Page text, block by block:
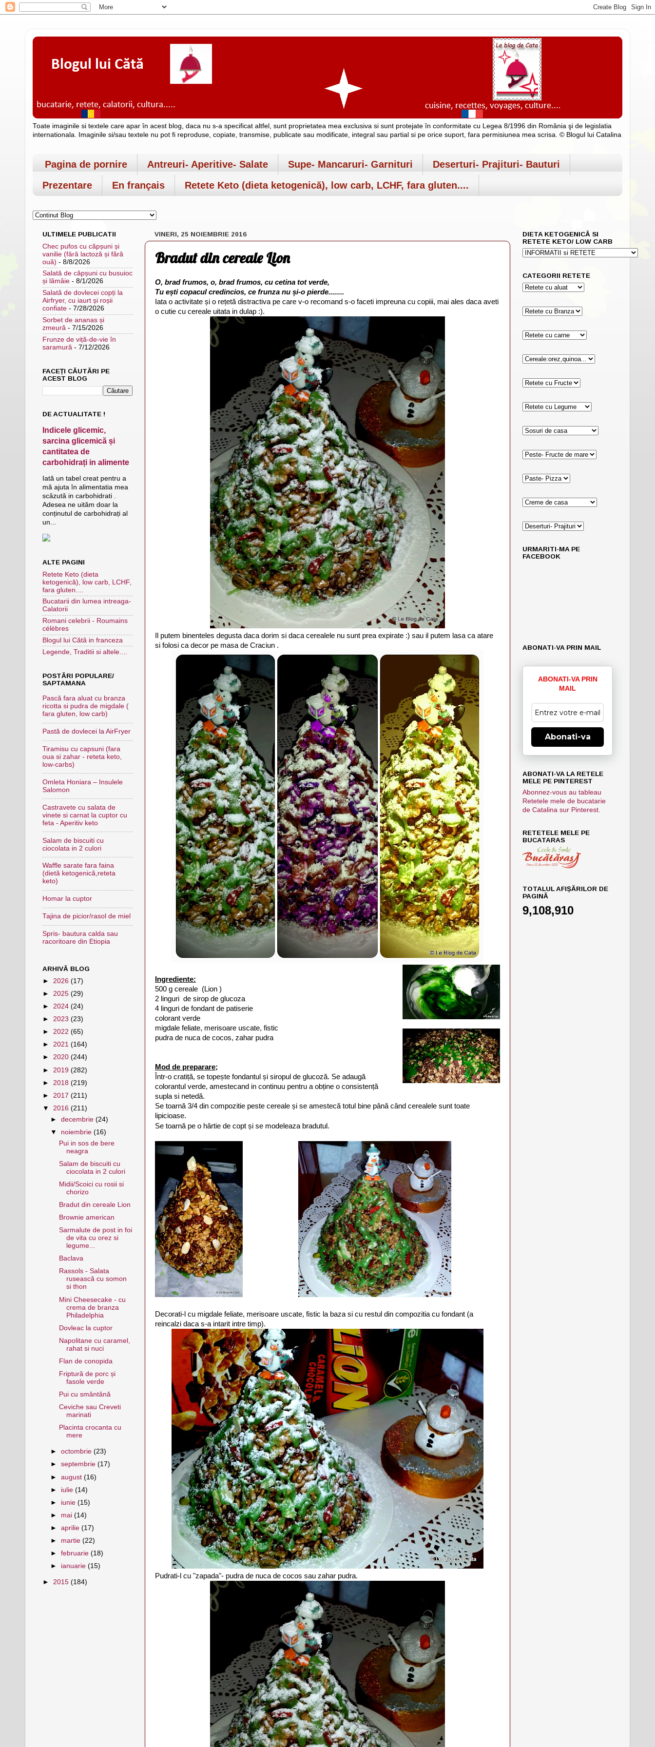
Toate imaginile si textele care apar în acest blog, daca nu s-a specificat altfel, sunt proprietatea mea exclusiva si sunt protejate în conformitate cu Legea 8/1996 din România şi de legislatia
internationala. Imaginile si/sau textele nu pot fi reproduse, copiate, transmise, publicate sau modificate, integral sau partial si pe orice suport, fara permisiunea mea scrisa. © Blogul lui Catalina
Pagina de pornire Antreuri- Aperitive- Salate Supe- Mancaruri- Garnituri
Deserturi- Prajituri- Bauturi
Prezentare
En français Retete Keto (dieta ketogenică), low carb, LCHF, fara gluten....
VINERI, 25 NOIEMBRIE 2016
Bradut din cereale Lion
O, brad frumos, o, brad frumos, cu cetina tot verde,
Tu ești copacul credincios, ce frunza nu și-o pierde........
Iata o activitate și o rețetă distractiva pe care v-o recomand s-o faceti impreuna cu copiii, mai ales daca aveti
o cutie cu cereale uitata in dulap :).
Il putem binenteles degusta daca dorim si daca cerealele nu sunt prea expirate :) sau il putem lasa ca atare
si folosi ca decor pe masa de Craciun .
Ingrediente:
500 g cereale (Lion )
2 linguri de sirop de glucoza
4 linguri de fondant de patiserie
colorant verde
migdale feliate, merisoare uscate, fistic
pudra de nuca de cocos, zahar pudra
Mod de preparare;
Într-o cratiță, se topește fondantul și siropul de glucoză. Se adaugă
colorantul verde, amestecand in continuu pentru a obține o consistență
supla si netedă.
Se toarnă 3/4 din compozitie peste cereale și se amestecă totul bine până când cerealele sunt toate
lipicioase.
Se toarnă pe o hârtie de copt și se modeleaza bradutul.
Decorati-l cu migdale feliate, merisoare uscate, fistic la baza si cu restul din compozitia cu fondant (a
reincalzi daca s-a intarit intre timp).
Pudrati-l cu "zapada"- pudra de nuca de cocos sau zahar pudra.
ULTIMELE PUBLICATII
Chec pufos cu căpșuni și
vanilie (fără lactoză și fără
ouă) - 8/8/2026
Salată de căpșuni cu busuioc
și lămâie - 8/1/2026
Salată de dovlecei copți la
Airfryer, cu iaurt și roșii
confiate - 7/28/2026
Sorbet de ananas și
zmeură - 7/15/2026
Frunze de viță-de-vie în
saramură - 7/12/2026
FACEȚI CĂUTĂRI PE
ACEST BLOG
DE ACTUALITATE !
Indicele glicemic,
sarcina glicemică și
cantitatea de
carbohidrați in alimente
Iată un tabel creat pentru a
mă ajuta în alimentatia mea
scăzută in carbohidrati .
Adesea ne uităm doar la
conținutul de carbohidrați al
un...
ALTE PAGINI
Retete Keto (dieta
ketogenică), low carb, LCHF,
fara gluten....
Bucatarii din lumea intreaga-
Calatorii
Romani celebrii - Roumains
célèbres
Blogul lui Cătă in franceza
Legende, Traditii si altele....
POSTĂRI POPULARE/
SAPTAMANA
Pască fara aluat cu branza
ricotta si pudra de migdale (
fara gluten, low carb)
Pastă de dovlecei la AirFryer
Tiramisu cu capsuni (fara
oua si zahar - reteta keto,
low-carbs)
Omleta Honiara – Insulele
Salomon
Castravete cu salata de
vinete si carnat la cuptor cu
feta - Aperitiv keto
Salam de biscuiti cu
ciocolata in 2 culori
Waffle sarate fara faina
(dietă ketogenică,reteta
keto)
Homar la cuptor
Tajina de picior/rasol de miel
Spris- bautura calda sau
racoritoare din Etiopia
ARHIVĂ BLOG
► 2026 (17)
► 2025 (29)
► 2024 (24)
► 2023 (23)
► 2022 (65)
► 2021 (164)
► 2020 (244)
► 2019 (282)
► 2018 (219)
► 2017 (211)
▼ 2016 (211)
►decembrie(24)
▼ noiembrie(16)
Pui in sos de bere
neagra
Salam de biscuiti cu
ciocolata in 2 culori
Midii/Scoici cu rosii si
chorizo
Bradut din cereale Lion
Brownie american
Sarmalute de post in foi
de vita cu orez si
legume...
Baclava
Rassols - Salata
rusească cu somon
si thon
Mini Cheesecake - cu
crema de branza
Philadelphia
Dovleac la cuptor
Napolitane cu caramel,
rahat si nuci
Flan de conopida
Friptură de porc și
fasole verde
Pui cu smântână
Ceviche sau Creveti
marinati
Placinta crocanta cu
mere
►octombrie(23)
►septembrie(17)
►august(16)
► iulie(14)
► iunie(15)
► mai(14)
►aprilie(17)
► martie(22)
►februarie(18)
► ianuarie(15)
► 2015 (184)
DIETA KETOGENICĂ SI
RETETE KETO/ LOW CARB
CATEGORII RETETE
URMARITI-MA PE
FACEBOOK
ABONATI-VA PRIN MAIL
ABONATI-VA PRIN
MAIL
Abonati-va
ABONATI-VA LA RETELE
MELE PE PINTEREST
Abonnez-vous au tableau
Retetele mele de bucatarie
de Catalina sur Pinterest.
RETETELE MELE PE
BUCATARAS
TOTALUL AFIȘĂRILOR DE
PAGINĂ
9,108,910